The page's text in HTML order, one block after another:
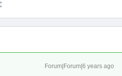
Forum|Forum|6 years ago